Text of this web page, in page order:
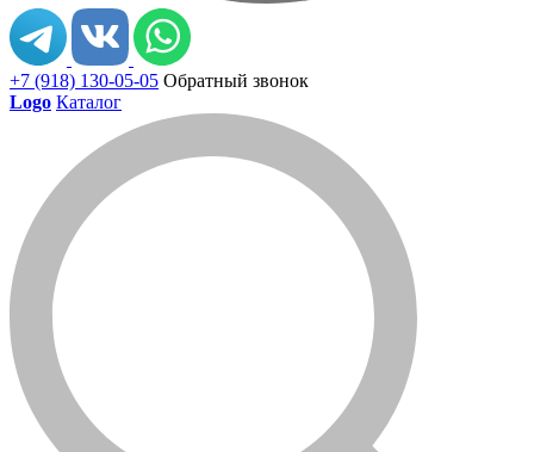
+7 (918) 130-05-05 Обратный звонок
Logo Каталог